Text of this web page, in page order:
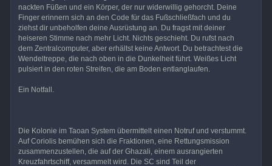
nackten Füßen und ein Körper, der nur widerwillig gehorcht. Deine
Finger erinnern sich an den Code für das Fußschließfach und du
ziehst dir unbeholfen deine Ausrüstung an. Du fragst mit deiner
heiseren Stimme nach mehr Licht. Nichts geschieht. Du rufst nach
dem Zentralcomputer, aber erhältst keine Antwort. Du betrachtest die
Wendeltreppe, die nach oben in die Dunkelheit führt. Weißes Licht
pulsiert in den roten Streifen, die am Boden entlanglaufen.
Ein Notfall.
Die Kolonie im Taoan System übermittelt einen Notruf und verstummt.
Auf Coriolis bemühen sich die Fraktionen, eine Rettungsmission
zusammenzustellen, die auf der Ghazali, einem ausrangierten
Kreuzfahrtschiff, versammelt wird. Die SC sind Teil der